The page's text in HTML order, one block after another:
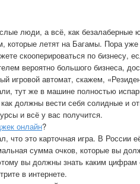
люди, а всё, как безалаберные
которые летят на Багамы. Пора
скооперироваться по бизнесу,
вероятно большого бизнеса,
игровой автомат, скажем,
тут же в машине полностью
должны вести себя солидные и
и всё у вас получится.
онлайн?
что это карточная игра. В России
сумма очков, которые вы
вы должны знать каким цифрам
в интернете.